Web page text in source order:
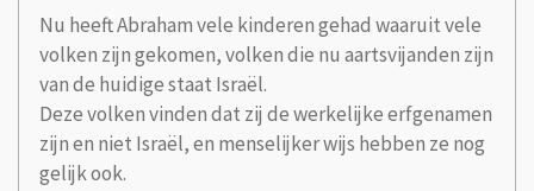
Nu heeft Abraham vele kinderen gehad waaruit vele
volken zijn gekomen, volken die nu aartsvijanden zijn
van de huidige staat Israël.
Deze volken vinden dat zij de werkelijke erfgenamen
zijn en niet Israël, en menselijker wijs hebben ze nog
gelijk ook.